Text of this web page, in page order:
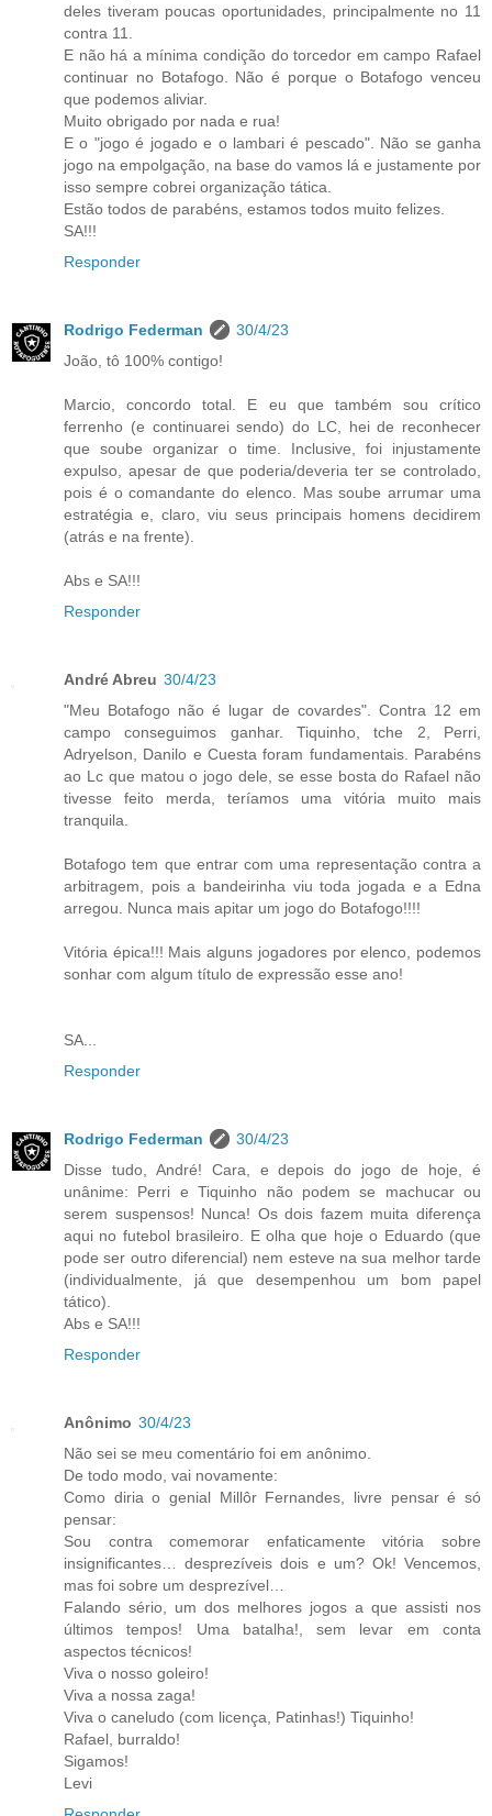
deles tiveram poucas oportunidades, principalmente no 11
contra 11.
E não há a mínima condição do torcedor em campo Rafael
continuar no Botafogo. Não é porque o Botafogo venceu
que podemos aliviar.
Muito obrigado por nada e rua!
E o "jogo é jogado e o lambari é pescado". Não se ganha
jogo na empolgação, na base do vamos lá e justamente por
isso sempre cobrei organização tática.
Estão todos de parabéns, estamos todos muito felizes.
SA!!!
Responder
Rodrigo Federman
30/4/23
João, tô 100% contigo!
Marcio, concordo total. E eu que também sou crítico
ferrenho (e continuarei sendo) do LC, hei de reconhecer
que soube organizar o time. Inclusive, foi injustamente
expulso, apesar de que poderia/deveria ter se controlado,
pois é o comandante do elenco. Mas soube arrumar uma
estratégia e, claro, viu seus principais homens decidirem
(atrás e na frente).
Abs e SA!!!
Responder
André Abreu 30/4/23
"Meu Botafogo não é lugar de covardes". Contra 12 em
campo conseguimos ganhar. Tiquinho, tche 2, Perri,
Adryelson, Danilo e Cuesta foram fundamentais. Parabéns
ao Lc que matou o jogo dele, se esse bosta do Rafael não
tivesse feito merda, teríamos uma vitória muito mais
tranquila.
Botafogo tem que entrar com uma representação contra a
arbitragem, pois a bandeirinha viu toda jogada e a Edna
arregou. Nunca mais apitar um jogo do Botafogo!!!!
Vitória épica!!! Mais alguns jogadores por elenco, podemos
sonhar com algum título de expressão esse ano!
SA...
Responder
Rodrigo Federman
30/4/23
Disse tudo, André! Cara, e depois do jogo de hoje, é
unânime: Perri e Tiquinho não podem se machucar ou
serem suspensos! Nunca! Os dois fazem muita diferença
aqui no futebol brasileiro. E olha que hoje o Eduardo (que
pode ser outro diferencial) nem esteve na sua melhor tarde
(individualmente, já que desempenhou um bom papel
tático).
Abs e SA!!!
Responder
Anônimo 30/4/23
Não sei se meu comentário foi em anônimo.
De todo modo, vai novamente:
Como diria o genial Millôr Fernandes, livre pensar é só
pensar:
Sou contra comemorar enfaticamente vitória sobre
insignificantes… desprezíveis dois e um? Ok! Vencemos,
mas foi sobre um desprezível…
Falando sério, um dos melhores jogos a que assisti nos
últimos tempos! Uma batalha!, sem levar em conta
aspectos técnicos!
Viva o nosso goleiro!
Viva a nossa zaga!
Viva o caneludo (com licença, Patinhas!) Tiquinho!
Rafael, burraldo!
Sigamos!
Levi